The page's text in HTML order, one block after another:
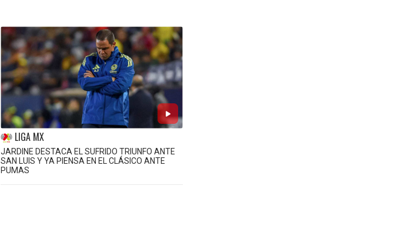
LIGA MX
JARDINE DESTACA EL SUFRIDO TRIUNFO ANTE
SAN LUIS Y YA PIENSA EN EL CLÁSICO ANTE
PUMAS